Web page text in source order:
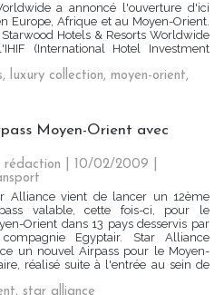
a annoncé l'ouverture d'ici
Europe, Afrique et au Moyen-Orient.
Hotels & Resorts Worldwide
(International Hotel Investment
, luxury collection, moyen-orient,
Moyen-Orient avec
rédaction | 10/02/2009
Alliance vient de lancer un 12ème
valable, cette fois-ci, pour le
Orient dans 13 pays desservis par
Egyptair. Star Alliance
un nouvel Airpass pour le Moyen-
réalisé suite à l'entrée au sein de
, star alliance